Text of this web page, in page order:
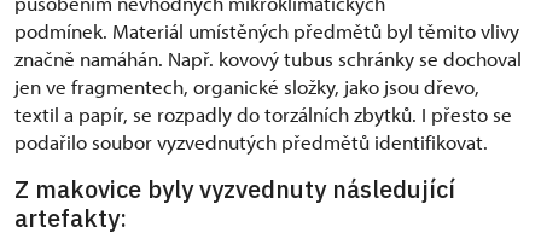
podmínek. Materiál umístěných předmětů byl těmito vlivy
značně namáhán. Např. kovový tubus schránky se dochoval
jen ve fragmentech, organické složky, jako jsou dřevo,
textil a papír, se rozpadly do torzálních zbytků. I přesto se
podařilo soubor vyzvednutých předmětů identifikovat.
Z makovice byly vyzvednuty následující
artefakty: